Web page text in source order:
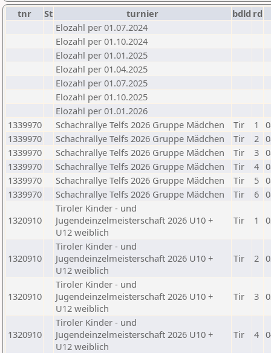
tnr St turnier bdld rd
Elozahl per 01.07.2024
Elozahl per 01.10.2024
Elozahl per 01.01.2025
Elozahl per 01.04.2025
Elozahl per 01.07.2025
Elozahl per 01.10.2025
Elozahl per 01.01.2026
1339970
Schachrallye Telfs 2026 Gruppe Mädchen Tir 1
1339970
Schachrallye Telfs 2026 Gruppe Mädchen Tir 2
1339970
Schachrallye Telfs 2026 Gruppe Mädchen Tir 3
1339970
Schachrallye Telfs 2026 Gruppe Mädchen Tir 4
1339970
Schachrallye Telfs 2026 Gruppe Mädchen Tir 5
1339970
Schachrallye Telfs 2026 Gruppe Mädchen Tir 6
1320910
Tiroler Kinder - und
Jugendeinzelmeisterschaft 2026 U10 +
U12 weiblich
Tir 1
1320910
Tiroler Kinder - und
Jugendeinzelmeisterschaft 2026 U10 +
U12 weiblich
Tir 2
1320910
Tiroler Kinder - und
Jugendeinzelmeisterschaft 2026 U10 +
U12 weiblich
Tir 3
1320910
Tiroler Kinder - und
Jugendeinzelmeisterschaft 2026 U10 +
U12 weiblich
Tir 4